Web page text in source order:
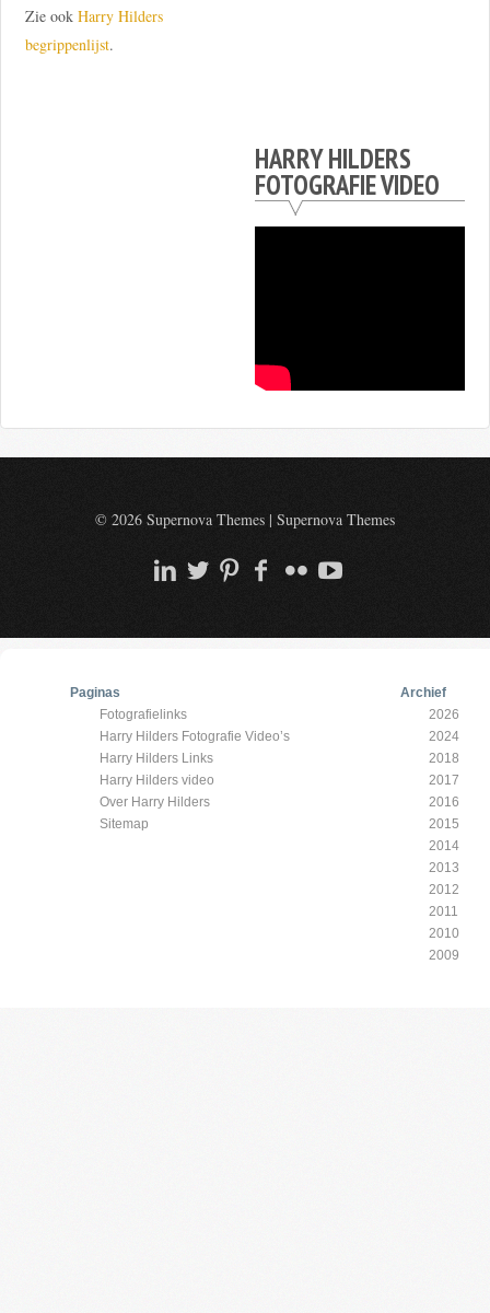
Zie ook Harry Hilders
begrippenlijst.
HARRY HILDERS
FOTOGRAFIE VIDEO
© 2026 Supernova Themes | Supernova Themes
Paginas
Fotografielinks
Harry Hilders Fotografie Video’s
Harry Hilders Links
Harry Hilders video
Over Harry Hilders
Sitemap
Archief
2026
2024
2018
2017
2016
2015
2014
2013
2012
2011
2010
2009